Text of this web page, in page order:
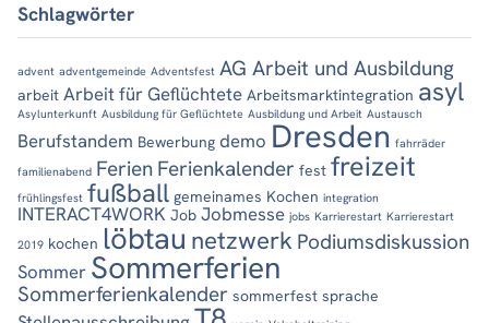
Schlagwörter
advent adventgemeinde Adventsfest AG Arbeit und Ausbildung
arbeit Arbeit für Geflüchtete Arbeitsmarktintegration asyl
Asylunterkunft Ausbildung für Geflüchtete Ausbildung und Arbeit Austausch
Berufstandem Bewerbung demo Dresden fahrräder
familienabend Ferien Ferienkalender fest freizeit
frühlingsfest fußball gemeinames Kochen integration
INTERACT4WORK Job Jobmesse jobs Karrierestart Karrierestart
2019 kochen löbtau netzwerk Podiumsdiskussion
Sommer Sommerferien
Sommerferienkalender sommerfest sprache